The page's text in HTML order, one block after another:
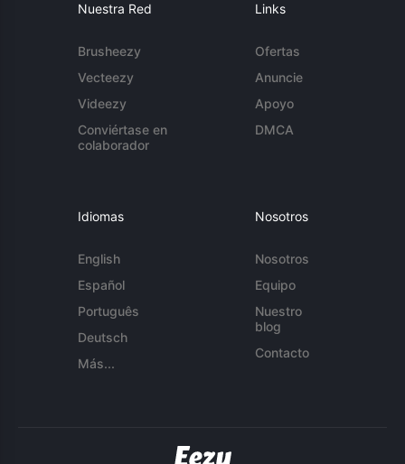
Nuestra Red
Brusheezy
Vecteezy
Videezy
Conviértase en
colaborador
Links
Ofertas
Anuncie
Apoyo
DMCA
Idiomas
English
Español
Português
Deutsch
Más...
Nosotros
Nosotros
Equipo
Nuestro
blog
Contacto